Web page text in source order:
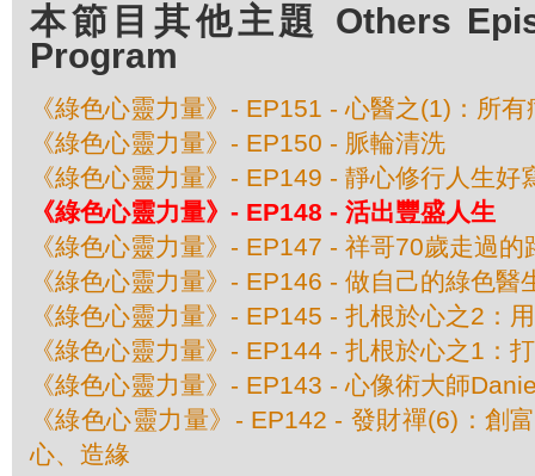
本節目其他主題 Others
Program
《綠色心靈力量》- EP151 - 心醫之(1)：所
《綠色心靈力量》- EP150 - 脈輪清洗
《綠色心靈力量》- EP149 - 靜心修行人生好
《綠色心靈力量》- EP148 - 活出豐盛人生
《綠色心靈力量》- EP147 - 祥哥70歲走過的
《綠色心靈力量》- EP146 - 做自己的綠色醫
《綠色心靈力量》- EP145 - 扎根於心之2：
《綠色心靈力量》- EP144 - 扎根於心之1：
《綠色心靈力量》- EP143 - 心像術大師
《綠色心靈力量》- EP142 - 發財禪(6)：創
心、造緣